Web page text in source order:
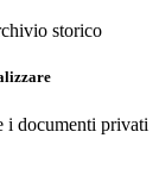
storico
i documenti privati